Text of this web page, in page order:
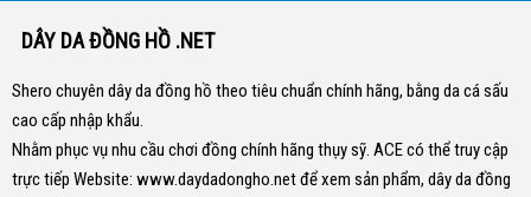
DÂY DA ĐỒNG HỒ .NET
Shero chuyên dây da đồng hồ theo tiêu chuẩn chính hãng, bằng da cá sấu
cao cấp nhập khẩu.
Nhằm phục vụ nhu cầu chơi đồng chính hãng thụy sỹ. ACE có thể truy cập
trực tiếp Website: www.daydadongho.netđể xem sản phẩm, dây da đồng